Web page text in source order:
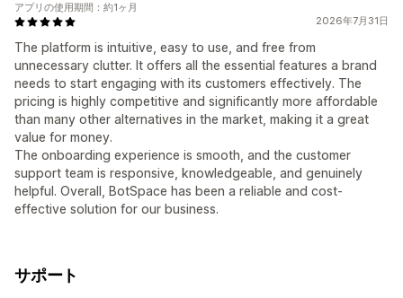
2026年7月31日
The platform is intuitive, easy to use, and free from
unnecessary clutter. It offers all the essential features a brand
needs to start engaging with its customers effectively. The
pricing is highly competitive and significantly more affordable
than many other alternatives in the market, making it a great
value for money.
The onboarding experience is smooth, and the customer
support team is responsive, knowledgeable, and genuinely
helpful. Overall, BotSpace has been a reliable and cost-
effective solution for our business.
アプリの使用期間：約1ヶ月
サポート